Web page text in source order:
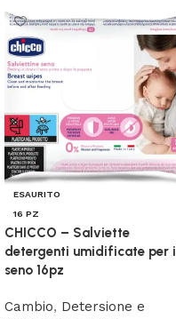
ESAURITO
16 PZ
CHICCO – Salviette
detergenti umidificate per il
seno 16pz
Cambio, Detersione e